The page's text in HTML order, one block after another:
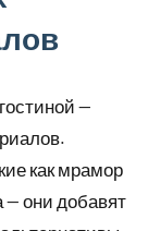
—
как мрамор
— они добавят